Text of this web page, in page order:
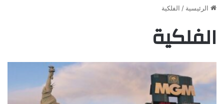
الرئيسية / الفلكية
الفلكية